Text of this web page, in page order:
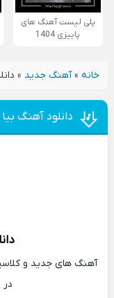
پلی لیست آهنگ های
پاییزی 1404
خانه»آهنگ جدید »
دانلود آهنگ بیا
آهنگ های جدید و